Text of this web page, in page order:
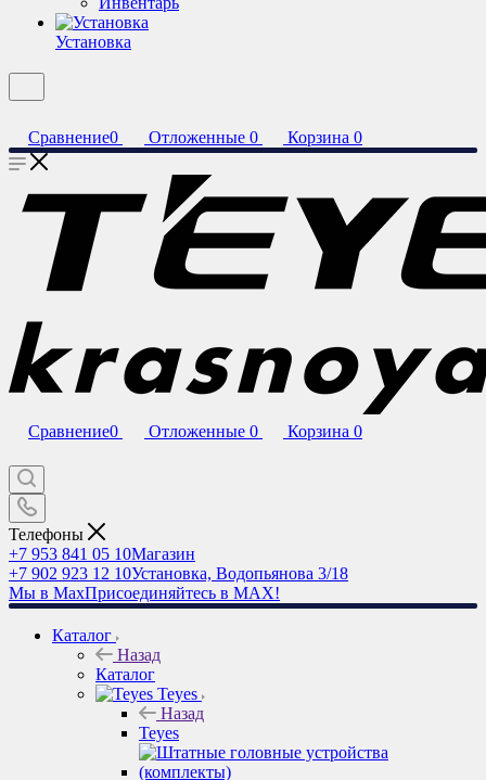
Установка
Сравнение0 Отложенные 0 Корзина 0
Сравнение0 Отложенные 0 Корзина 0
Телефоны
+7 953 841 05 10Магазин
+7 902 923 12 10Установка, Водопьянова 3/18
Мы в MaxПрисоединяйтесь в MAX!
Каталог
Назад
Каталог
Teyes
Назад
Teyes